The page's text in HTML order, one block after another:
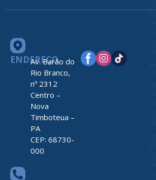
ENDEREÇO
Av. Barão do
Rio Branco,
nº 2312
Centro –
Nova
Timboteua –
PA
CEP: 68730-
000